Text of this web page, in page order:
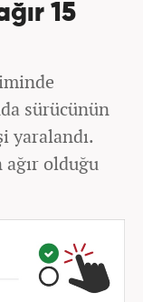
15
sürücünün
yaralandı.
olduğu